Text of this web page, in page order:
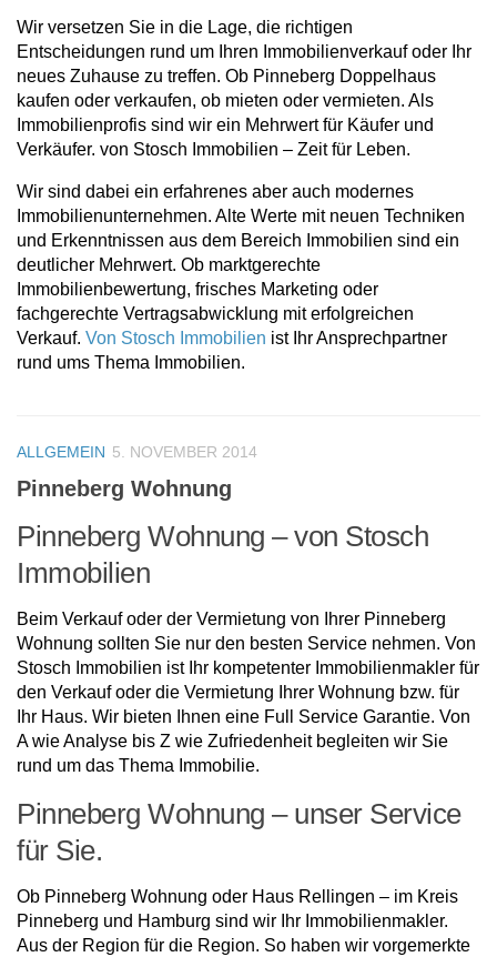
Wir versetzen Sie in die Lage, die richtigen
Entscheidungen rund um Ihren Immobilienverkauf oder Ihr
neues Zuhause zu treffen. Ob Pinneberg Doppelhaus
kaufen oder verkaufen, ob mieten oder vermieten. Als
Immobilienprofis sind wir ein Mehrwert für Käufer und
Verkäufer. von Stosch Immobilien – Zeit für Leben.
Wir sind dabei ein erfahrenes aber auch modernes
Immobilienunternehmen. Alte Werte mit neuen Techniken
und Erkenntnissen aus dem Bereich Immobilien sind ein
deutlicher Mehrwert. Ob marktgerechte
Immobilienbewertung, frisches Marketing oder
fachgerechte Vertragsabwicklung mit erfolgreichen
Verkauf. Von Stosch Immobilien ist Ihr Ansprechpartner
rund ums Thema Immobilien.
ALLGEMEIN 5. NOVEMBER 2014
Pinneberg Wohnung
Pinneberg Wohnung – von Stosch
Immobilien
Beim Verkauf oder der Vermietung von Ihrer Pinneberg
Wohnung sollten Sie nur den besten Service nehmen. Von
Stosch Immobilien ist Ihr kompetenter Immobilienmakler für
den Verkauf oder die Vermietung Ihrer Wohnung bzw. für
Ihr Haus. Wir bieten Ihnen eine Full Service Garantie. Von
A wie Analyse bis Z wie Zufriedenheit begleiten wir Sie
rund um das Thema Immobilie.
Pinneberg Wohnung – unser Service
für Sie.
Ob Pinneberg Wohnung oder Haus Rellingen – im Kreis
Pinneberg und Hamburg sind wir Ihr Immobilienmakler.
Aus der Region für die Region. So haben wir vorgemerkte